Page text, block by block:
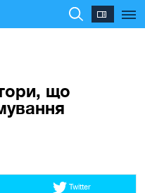
що
Twitter